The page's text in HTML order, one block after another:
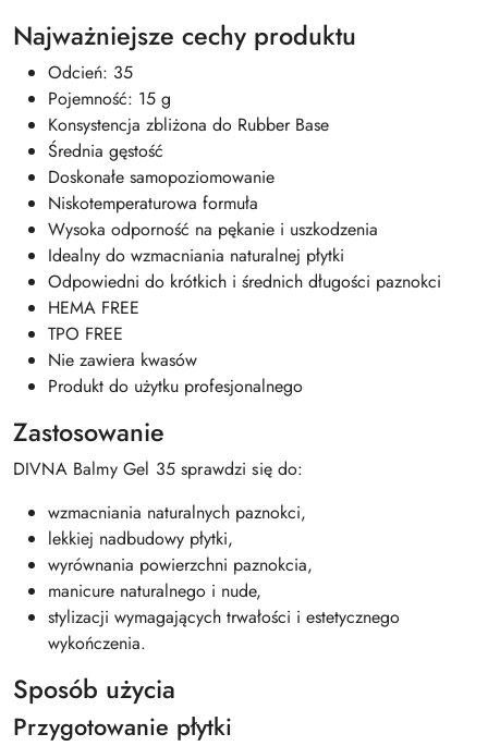
Najważniejsze cechy produktu
Odcień: 35
Pojemność: 15 g
Konsystencja zbliżona do Rubber Base
Średnia gęstość
Doskonałe samopoziomowanie
Niskotemperaturowa formuła
Wysoka odporność na pękanie i uszkodzenia
Idealny do wzmacniania naturalnej płytki
Odpowiedni do krótkich i średnich długości paznokci
HEMA FREE
TPO FREE
Nie zawiera kwasów
Produkt do użytku profesjonalnego
Zastosowanie
DIVNA Balmy Gel 35 sprawdzi się do:
wzmacniania naturalnych paznokci,
lekkiej nadbudowy płytki,
wyrównania powierzchni paznokcia,
manicure naturalnego i nude,
stylizacji wymagających trwałości i estetycznego
wykończenia.
Sposób użycia
Przygotowanie płytki